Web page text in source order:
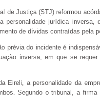
de Justiça (STJ) reformou
personalidade jurídica
de dívidas contraídas pela
prévia do incidente é
inversa, em que se
Eireli, a personalidade da
Segundo o tribunal, a